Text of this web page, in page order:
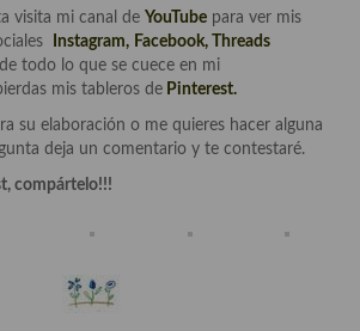
visita mi canal de YouTube para ver mis
Instagram, Facebook,
Threads
todo lo que se cuece en mi
mis tableros de Pinterest.
su elaboración o me quieres hacer alguna
deja un comentario y te contestaré.
compártelo!!!